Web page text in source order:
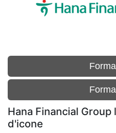
Hana Financial
d'icone